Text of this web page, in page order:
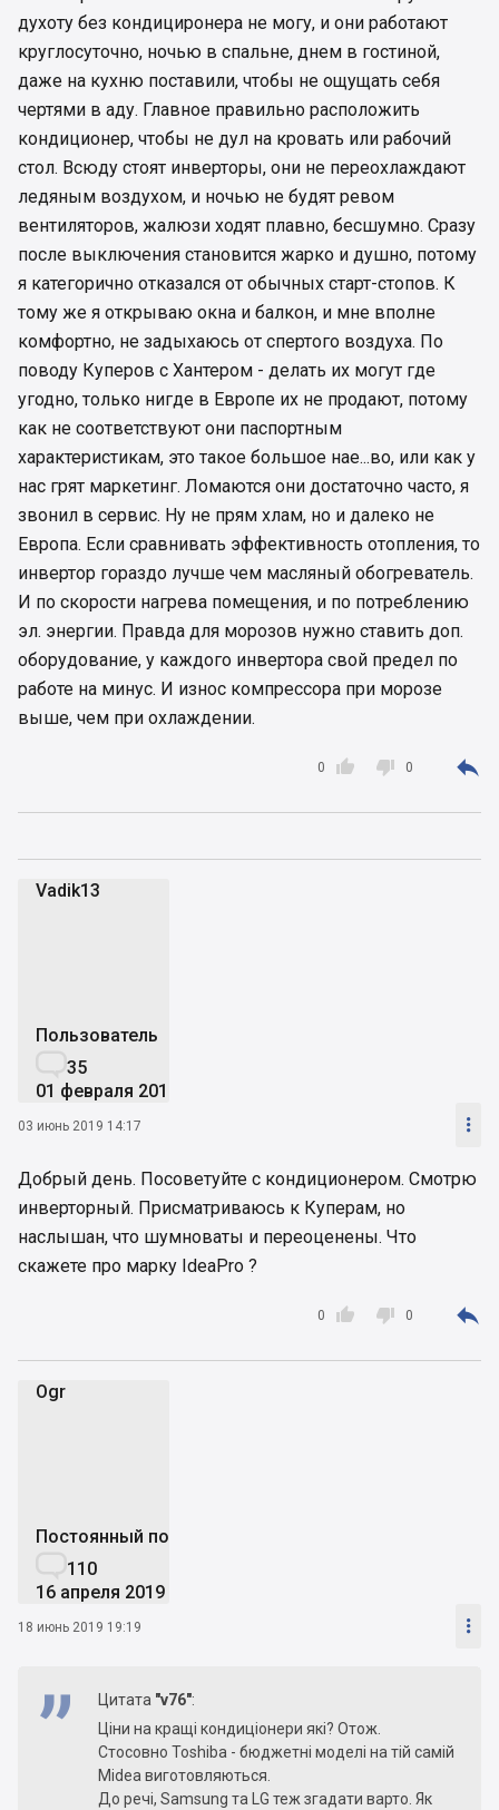
духоту без кондициронера не могу, и они работают
круглосуточно, ночью в спальне, днем в гостиной,
даже на кухню поставили, чтобы не ощущать себя
чертями в аду. Главное правильно расположить
кондиционер, чтобы не дул на кровать или рабочий
стол. Всюду стоят инверторы, они не переохлаждают
ледяным воздухом, и ночью не будят ревом
вентиляторов, жалюзи ходят плавно, бесшумно. Сразу
после выключения становится жарко и душно, потому
я категорично отказался от обычных старт-стопов. К
тому же я открываю окна и балкон, и мне вполне
комфортно, не задыхаюсь от спертого воздуха. По
поводу Куперов с Хантером - делать их могут где
угодно, только нигде в Европе их не продают, потому
как не соответствуют они паспортным
характеристикам, это такое большое нае...во, или как у
нас грят маркетинг. Ломаются они достаточно часто, я
звонил в сервис. Ну не прям хлам, но и далеко не
Европа. Если сравнивать эффективность отопления, то
инвертор гораздо лучше чем масляный обогреватель.
И по скорости нагрева помещения, и по потреблению
эл. энергии. Правда для морозов нужно ставить доп.
оборудование, у каждого инвертора свой предел по
работе на минус. И износ компрессора при морозе
выше, чем при охлаждении.

0  0 
Vadik13
Пользователь
35
01 февраля 2017
03 июнь 2019 14:17 
Добрый день. Посоветуйте с кондиционером. Смотрю
инверторный. Присматриваюсь к Куперам, но
наслышан, что шумноваты и переоценены. Что
скажете про марку IdeaPro ?

0  0 
Ogr
Постоянный пользователь
110
16 апреля 2019
18 июнь 2019 19:19 
Цитата "v76":
Ціни на кращі кондиціонери які? Отож.
Стосовно Toshiba - бюджетні моделі на тій самій
Midea виготовляються.
До речі, Samsung та LG теж згадати варто. Як